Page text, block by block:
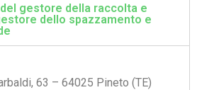
gestore della raccolta e
dello spazzamento e
63 – 64025 Pineto (TE)